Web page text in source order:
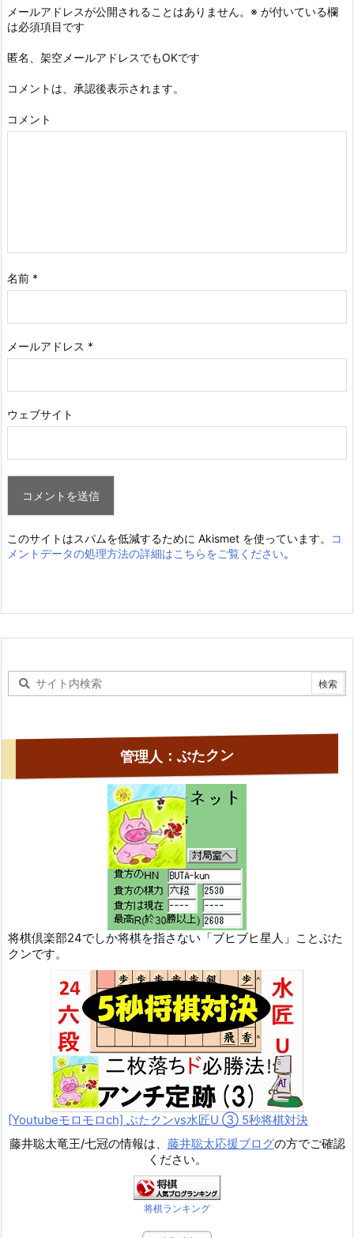
メールアドレスが公開されることはありません。 ※ が付いている欄
は必須項目です
匿名、架空メールアドレスでもOKです
コメントは、承認後表示されます。
コメント
名前 *
メールアドレス *
ウェブサイト
このサイトはスパムを低減するために Akismet を使っています。
コ
メントデータの処理方法の詳細はこちらをご覧ください。
管理人：ぶたクン
将棋倶楽部24でしか将棋を指さない「ブヒブヒ星人」ことぶた
クンです。
[Youtubeモロモロch] ぶたクンvs水匠U ③ 5秒将棋対決
藤井聡太竜王/七冠の情報は、 藤井聡太応援ブログの方でご確認
ください。
将棋ランキング